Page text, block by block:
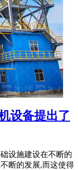
设备提出了
设施建设在不断的
断的发展,而这使得